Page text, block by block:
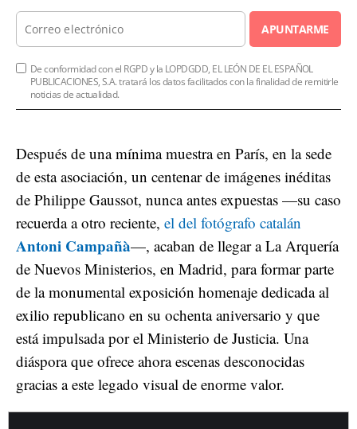
APUNTARME
De conformidad con el RGPD y la LOPDGDD, EL LEÓN DE EL ESPAÑOL
PUBLICACIONES, S.A. tratará los datos facilitados con la finalidad de remitirle
noticias de actualidad.
Después de una mínima muestra en París, en la sede
de esta asociación, un centenar de imágenes inéditas
de Philippe Gaussot, nunca antes expuestas —su caso
recuerda a otro reciente, el del fotógrafo catalán
Antoni Campañà—, acaban de llegar a La Arquería
de Nuevos Ministerios, en Madrid, para formar parte
de la monumental exposición homenaje dedicada al
exilio republicano en su ochenta aniversario y que
está impulsada por el Ministerio de Justicia. Una
diáspora que ofrece ahora escenas desconocidas
gracias a este legado visual de enorme valor.